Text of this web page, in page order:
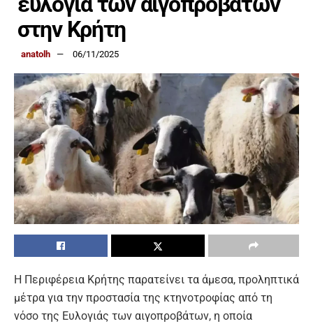
στην Κρήτη
anatolh 06/11/2025
Η Περιφέρεια Κρήτης παρατείνει τα άμεσα, προληπτικά
μέτρα για την προστασία της κτηνοτροφίας από τη
νόσο της Ευλογιάς των αιγοπροβάτων, η οποία